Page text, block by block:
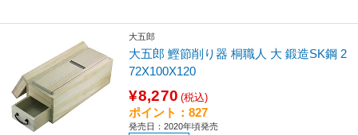
大五郎
大五郎 鰹節削り器 桐職人 大 鍛造SK鋼 2
72X100X120
¥8,270 (税込)
ポイント：827
発売日：2020年頃発売